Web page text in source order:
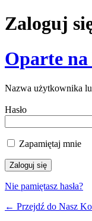
Zaloguj
Oparte na
Nazwa użytkownika
Hasło
Zapamiętaj mnie
Nie pamiętasz hasła?
← Przejdź do Nasz